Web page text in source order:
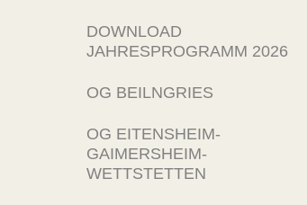
DOWNLOAD
JAHRESPROGRAMM 2026
OG BEILNGRIES
OG EITENSHEIM-
GAIMERSHEIM-
WETTSTETTEN